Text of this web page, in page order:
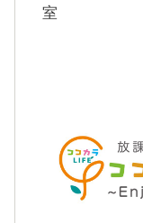
「管理者」と
の目安にした
して、スタッ
施設運営を行
室